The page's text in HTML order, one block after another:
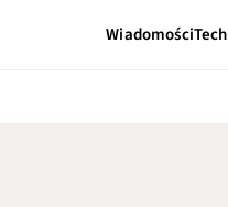
WiadomościTech